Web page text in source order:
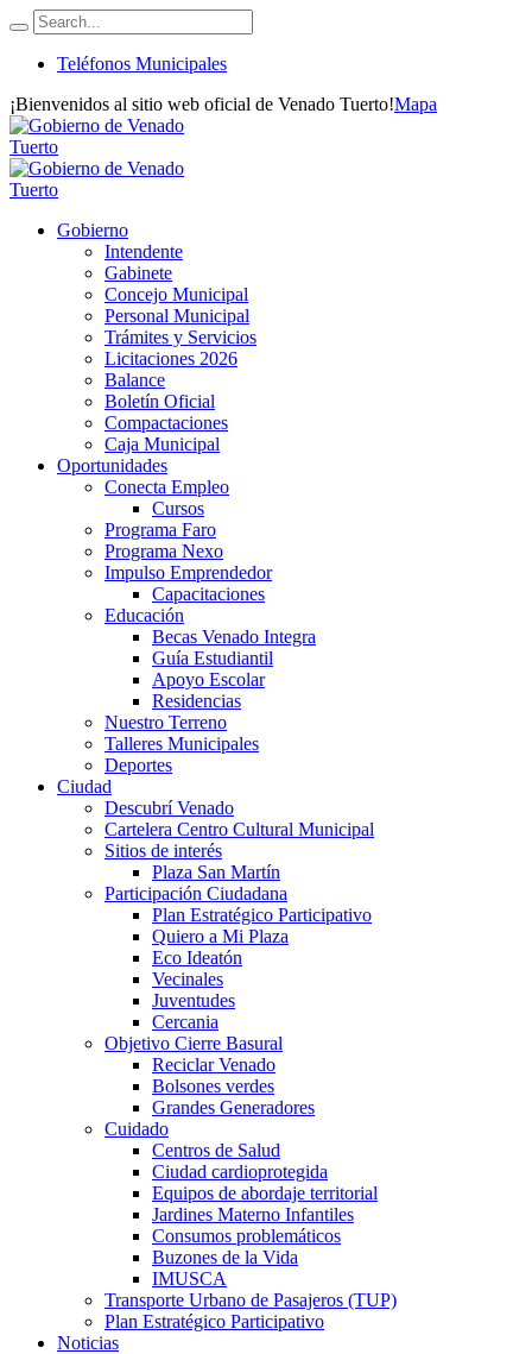
Teléfonos Municipales
¡Bienvenidos al sitio web oficial de Venado Tuerto!Mapa
Gobierno
Intendente
Gabinete
Concejo Municipal
Personal Municipal
Trámites y Servicios
Licitaciones 2026
Balance
Boletín Oficial
Compactaciones
Caja Municipal
Oportunidades
Conecta Empleo
Cursos
Programa Faro
Programa Nexo
Impulso Emprendedor
Capacitaciones
Educación
Becas Venado Integra
Guía Estudiantil
Apoyo Escolar
Residencias
Nuestro Terreno
Talleres Municipales
Deportes
Ciudad
Descubrí Venado
Cartelera Centro Cultural Municipal
Sitios de interés
Plaza San Martín
Participación Ciudadana
Plan Estratégico Participativo
Quiero a Mi Plaza
Eco Ideatón
Vecinales
Juventudes
Cercania
Objetivo Cierre Basural
Reciclar Venado
Bolsones verdes
Grandes Generadores
Cuidado
Centros de Salud
Ciudad cardioprotegida
Equipos de abordaje territorial
Jardines Materno Infantiles
Consumos problemáticos
Buzones de la Vida
IMUSCA
Transporte Urbano de Pasajeros (TUP)
Plan Estratégico Participativo
Noticias